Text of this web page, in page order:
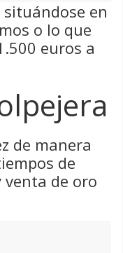
en
o lo que
euros a
de manera
de
venta de oro